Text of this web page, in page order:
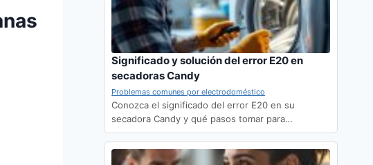
Significado y solución del error E20 en
secadoras Candy
Problemas comunes por electrodoméstico
Conozca el significado del error E20 en su
secadora Candy y qué pasos tomar para…